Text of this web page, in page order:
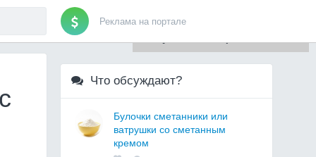
Реклама на портале
Что обсуждают?
Булочки сметанники или
ватрушки со сметанным
кремом
Для любых предложений по